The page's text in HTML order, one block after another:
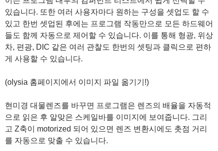
있습니다. 또한 여러 사용자마다 원하는 구성을 셋업도 할 수
있고 한번 셋업된 후에는 프로그램 작동만으로 모든 하드웨어
들도 함께 자동으로 제어할 수 있습니다. 이를 통해 형광, 위상
차, 편광, DIC 같은 여러 관찰도 한번의 셋팅과 클릭으로 편하
게 사용할 수 있습니다.
(olysia 홈페이지에서 이미지 파일 옮기기!)
현미경 대물렌즈를 바꾸면 프로그램은 렌즈의 배율을 자동적
으로 읽은 후 알맞은 스케일바를 이미지에 보여줍니다. 그리
고 Z축이 motorized 되어 있으면 렌즈 변환시에도 촛점 거리
를 자동으로 맞출 수 있습니다.